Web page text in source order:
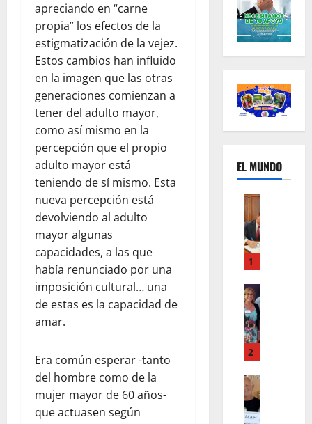
apreciando en “carne
propia” los efectos de la
estigmatización de la vejez.
Estos cambios han influido
en la imagen que las otras
generaciones comienzan a
tener del adulto mayor,
como así mismo en la
percepción que el propio
adulto mayor está
teniendo de sí mismo. Esta
nueva percepción está
devolviendo al adulto
mayor algunas
capacidades, a las que
había renunciado por una
imposición cultural… una
de estas es la capacidad de
amar.
Era común esperar -tanto
del hombre como de la
mujer mayor de 60 años-
que actuasen según
EL MUNDO
1
2